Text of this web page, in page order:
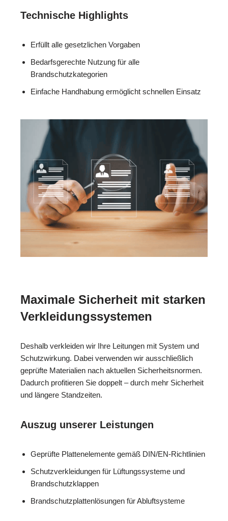
Technische Highlights
Erfüllt alle gesetzlichen Vorgaben
Bedarfsgerechte Nutzung für alle
Brandschutzkategorien
Einfache Handhabung ermöglicht schnellen Einsatz
Maximale Sicherheit mit starken
Verkleidungssystemen
Deshalb verkleiden wir Ihre Leitungen mit System und
Schutzwirkung. Dabei verwenden wir ausschließlich
geprüfte Materialien nach aktuellen Sicherheitsnormen.
Dadurch profitieren Sie doppelt – durch mehr Sicherheit
und längere Standzeiten.
Auszug unserer Leistungen
Geprüfte Plattenelemente gemäß DIN/EN-Richtlinien
Schutzverkleidungen für Lüftungssysteme und
Brandschutzklappen
Brandschutzplattenlösungen für Abluftsysteme